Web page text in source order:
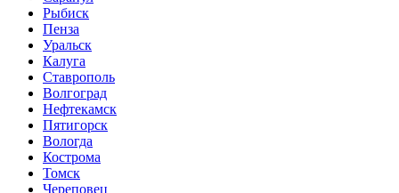
Рыбиск
Пенза
Уральск
Калуга
Ставрополь
Волгоград
Нефтекамск
Пятигорск
Вологда
Кострома
Томск
Череповец